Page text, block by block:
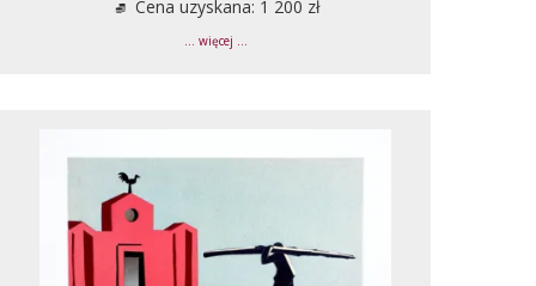
Cena uzyskana: 1 200 zł
... więcej ...